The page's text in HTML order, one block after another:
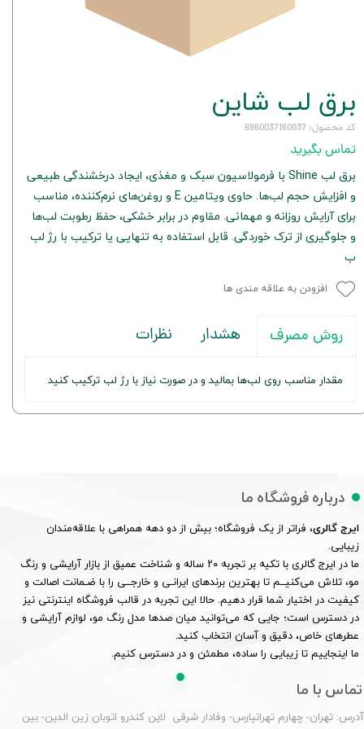
برق لب شاين
کد محصول: 6960037160037
تماس بگیرید
برق لب Shine با فرمولاسیون سبک و مغذی، ایجاد درخشندگی طبیعی
و افزایش حجم لب‌ها. حاوی ویتامین E و روغن‌های نرم‌کننده، مناسب
برای آرایش روزانه و مهمانی. مقاوم در برابر خشکی، حفظ رطوبت لب‌ها
و جلوگیری از ترک خوردگی. قابل استفاده به تنهایی یا ترکیب با رژ لب
ب
افزودن به علاقه مندی ها
روش مصرف هشدار نظرات
مقدار مناسب روی لب‌ها بمالید و در صورت نیاز با رژ لب ترکیب کنید
درباره فروشگاه ما
ایرج گالری، فراتر از یک فروشگاه؛ بیش از دو دهه همراهی با علاقه‌مندان
زیبایی.
ما در ایرج گالری با تکیه بر تجربه ۲۰ ساله و شناخت عمیق از بازار آرایشی و رنگ
مو، تلاش می‌کنیــم تا بهترین برندهای ایرانـی و خارجــی را با ضـمانت اصالت و
کیفیت در اختیار شما قرار دهیم. حالا این تجربه در قالب فروشگاه اینترنتی نیز
در دسترس است؛ جایی که می‌توانید میان صدها مدل رنگ مو، لوازم آرایشی و
عطرهای خاص، دقیق و آسان انتخاب کنید.
ما اینجاییم تا زیبایی را ساده، مطمئن و در دسترس کنیم.
تماس با ما
آدرس: تهران- چهارم تهرانپارس- وفادار شرقی لاین کندرو اتوبان زین الدین- بین